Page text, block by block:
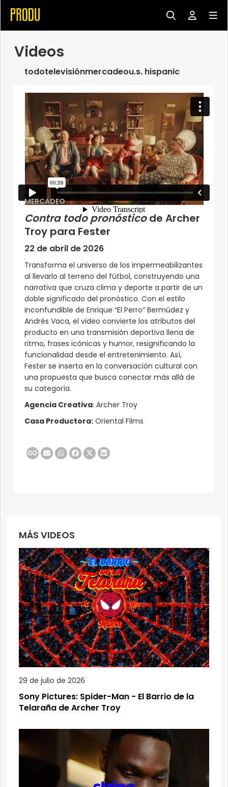
Videos
todotelevisiónmercadeou.s. hispanic
MERCADEO
Contra todo pronósticode Archer
Troy para Fester
22 de abril de 2026
Transforma el universo de los impermeabilizantes
al llevarlo al terreno del fútbol, construyendo una
narrativa que cruza clima y deporte a partir de un
doble significado del pronóstico. Con el estilo
inconfundible de Enrique “El Perro” Bermúdez y
Andrés Vaca, el video convierte los atributos del
producto en una transmisión deportiva llena de
ritmo, frases icónicas y humor, resignificando la
funcionalidad desde el entretenimiento. Así,
Fester se inserta en la conversación cultural con
una propuesta que busca conectar más allá de
su categoría.
Agencia Creativa: Archer Troy
Casa Productora: Oriental Films
MÁS VIDEOS
29 de julio de 2026
Sony Pictures: Spider-Man - El Barrio de la
Telaraña de Archer Troy